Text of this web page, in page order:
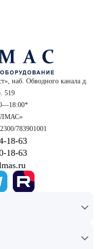
наб. Обводного канала д.
519
783901001